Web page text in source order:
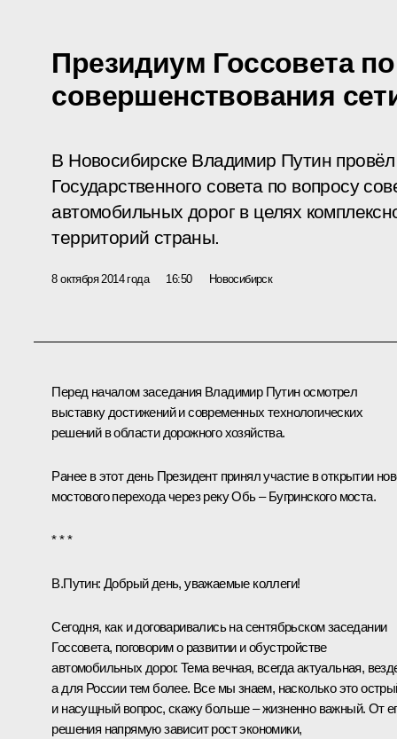
Президиум Госсовета
совершенствования
В Новосибирске Владимир Путин
Государственного совета по вопросу
автомобильных дорог в целях
территорий страны.
8 октября 2014 года 16:50 Новосибирск
Перед началом заседания Владимир Путин осмотрел
выставку достижений и современных технологических
решений в области дорожного хозяйства.
Ранее в этот день Президент принял участие воткрытии
мостового перехода через реку Обь – Бугринского моста.
* * *
В.Путин: Добрый день, уважаемые коллеги!
Сегодня, как и договаривались на сентябрьском заседании
Госсовета, поговорим о развитии и обустройстве
автомобильных дорог. Тема вечная, всегда актуальная,
а для России тем более. Все мы знаем, насколько это
и насущный вопрос, скажу больше – жизненно важный. От
решения напрямую зависит рост экономики,